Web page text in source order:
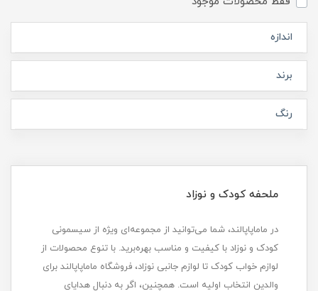
اندازه
برند
رنگ
ملحفه کودک و نوزاد
در ماماپاپالند، شما می‌توانید از مجموعه‌ای ویژه از سیسمونی
کودک و نوزاد با کیفیت و مناسب بهره‌برید. با تنوع محصولات از
لوازم خواب کودک تا لوازم جانبی نوزاد، فروشگاه ماماپاپالند برای
والدین انتخاب اولیه است. همچنین، اگر به دنبال هدایای